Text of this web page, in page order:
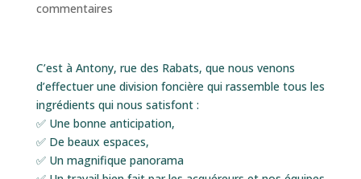
commentaires
C’est à Antony, rue des Rabats, que nous venons
d’effectuer une division foncière qui rassemble tous les
ingrédients qui nous satisfont :
✅ Une bonne anticipation,
✅ De beaux espaces,
✅ Un magnifique panorama